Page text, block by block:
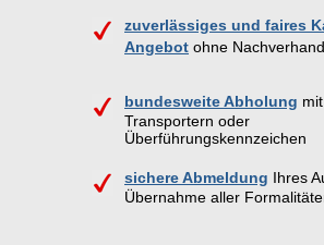
zuverlässiges und faires
Angebot ohne
bundesweite Abholung
Transportern oder
Überführungskennzeichen
sichere Abmeldung Ihres
Übernahme aller